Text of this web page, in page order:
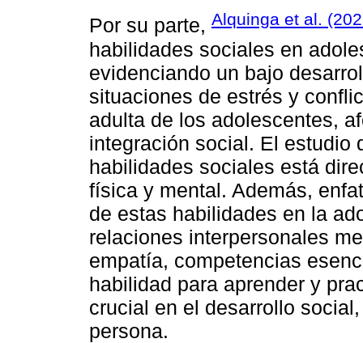
Por su parte, Alquinga et al.
habilidades sociales en
evidenciando un bajo
situaciones de estrés y
adulta de los adolescentes,
integración social. El estudio
habilidades sociales está
física y mental. Además,
de estas habilidades en la
relaciones interpersonales
empatía, competencias
habilidad para aprender y
crucial en el desarrollo
persona.